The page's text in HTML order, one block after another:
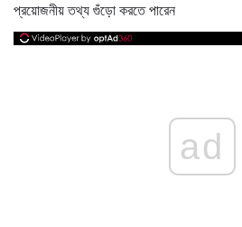
প্রয়োজনীয় তথ্য গুঁড়ো করতে পারেন
ad